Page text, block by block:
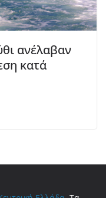
ανέλαβαν
κατά